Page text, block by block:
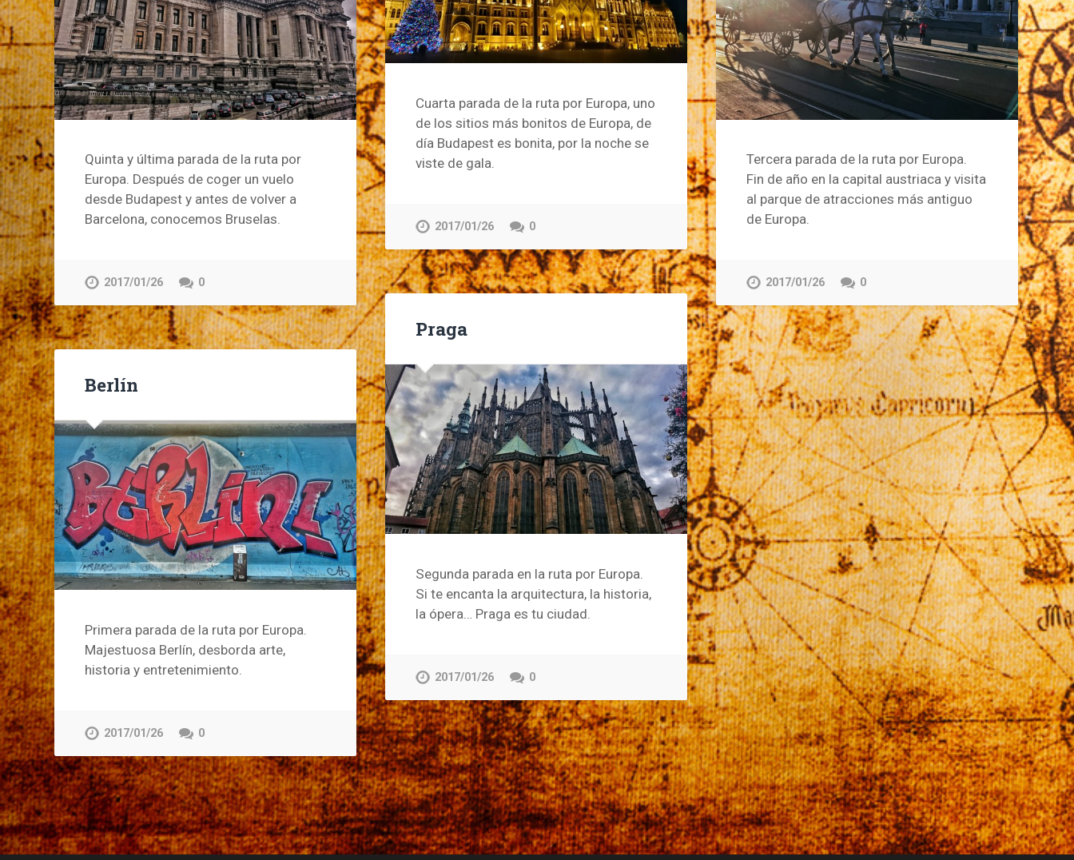
Quinta y última parada de la ruta por
Europa. Después de coger un vuelo
desde Budapest y antes de volver a
Barcelona, conocemos Bruselas.
2017/01/26 0
Cuarta parada de la ruta por Europa, uno
de los sitios más bonitos de Europa, de
día Budapest es bonita, por la noche se
viste de gala.
2017/01/26 0
Tercera parada de la ruta por Europa.
Fin de año en la capital austriaca y visita
al parque de atracciones más antiguo
de Europa.
2017/01/26 0
Praga
Segunda parada en la ruta por Europa.
Si te encanta la arquitectura, la historia,
la ópera… Praga es tu ciudad.
2017/01/26 0
Berlín
Primera parada de la ruta por Europa.
Majestuosa Berlín, desborda arte,
historia y entretenimiento.
2017/01/26 0